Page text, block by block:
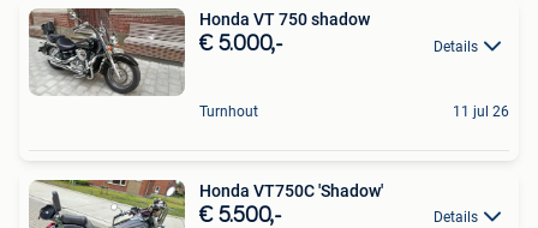
Honda VT 750 shadow
€ 5.000,- Details
Turnhout 11 jul 26
Honda VT750C 'Shadow'
€ 5.500,- Details